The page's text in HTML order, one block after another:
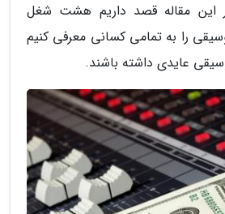
این مقاله قصد داریم هشت شغل
را به تمامی کسانی معرفی کنیم
عایدی داشته باشند.